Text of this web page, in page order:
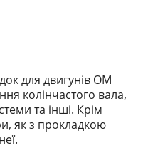
для двигунів OM
колінчастого вала,
та інші. Крім
як з прокладкою